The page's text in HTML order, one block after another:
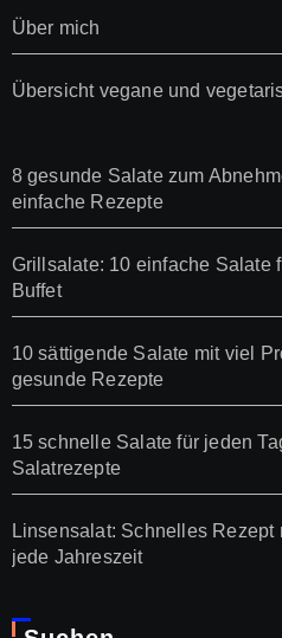
Über mich
Übersicht vegane und
8 gesunde Salate zum
einfache Rezepte
Grillsalate: 10 einfache Salate
Buffet
10 sättigende Salate mit viel
gesunde Rezepte
15 schnelle Salate für jeden
Salatrezepte
Linsensalat: Schnelles Rezept
jede Jahreszeit